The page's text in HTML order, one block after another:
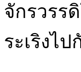
จักรวรร
ระเริงไ